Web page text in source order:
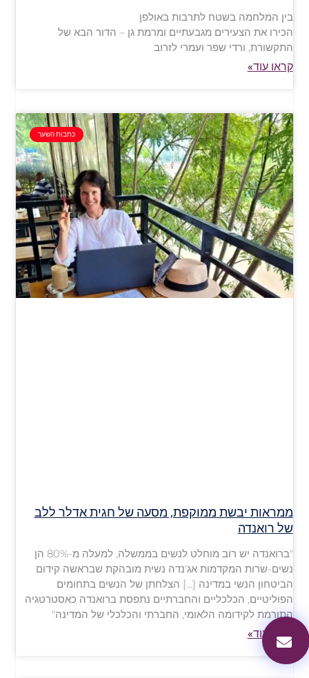
בין המלחמה בשטח לתרבות באולפן
הכירו את הצעירים מגבעתיים ומרמת גן – הדור הבא של
התקשורת, ורדי שפר ועמרי לזרוב
קראו עוד»
כתבות השער
ממראות יבשת ממוקפת, מסעה של חגית אדלר ללב
של רואנדה
"ברואנדה יש רוב מוחלט לנשים בממשלה, למעלה מ-80% הן
נשים-שרות המקדמות אג'נדה נשית מובהקת שבראשה קידום
הביטחון הנשי במדינה […] הצלחתן של הנשים בתחומים
הפוליטיים, הכלכליים והחברתיים נתפסת ברואנדה כאסטרטגיה
התורמת לקידומה הלאומי, החברתי והכלכלי של המדינה"
קראו עוד»